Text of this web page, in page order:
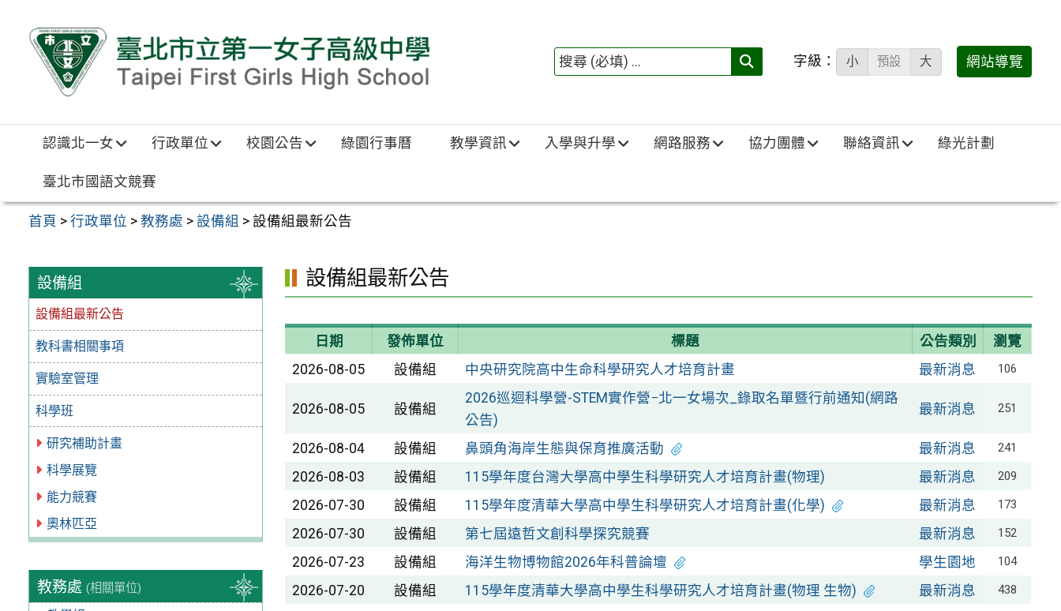
搜
填)：
字級： 小 預設 大 網站導覽
認識北一女 行政單位 校園公告 綠園行事曆 教學資訊 入學與升學 網路服務 協力團體 聯絡資訊 綠光計劃
臺北市國語文競賽
首頁 >行政單位 >教務處 >設備組 >設備組最新公告
設備組
設備組最新公告
教科書相關事項
實驗室管理
科學班
研究補助計畫
科學展覽
能力競賽
奧林匹亞
教務處 (相關單位)
設備組最新公告
日期 發佈單位 標題 公告類別
瀏覽
2026-08-05
設備組 中央研究院高中生命科學研究人才培育計畫 最新消息 106
2026-08-05 設備組
2026巡迴科學營-STEM實作營−北一女場次_錄取名單暨行前通知(網路
公告)
最新消息 251
2026-08-04 設備組 鼻頭角海岸生態與保育推廣活動 最新消息 241
2026-08-03 設備組 115學年度台灣大學高中學生科學研究人才培育計畫(物理) 最新消息 209
2026-07-30 設備組 115學年度清華大學高中學生科學研究人才培育計畫(化學) 最新消息 173
2026-07-30 設備組 第七屆遠哲文創科學探究競賽 最新消息 152
2026-07-23 設備組 海洋生物博物館2026年科普論壇 學生園地 104
2026-07-20 設備組 115學年度清華大學高中學生科學研究人才培育計畫(物理 生物) 最新消息 438